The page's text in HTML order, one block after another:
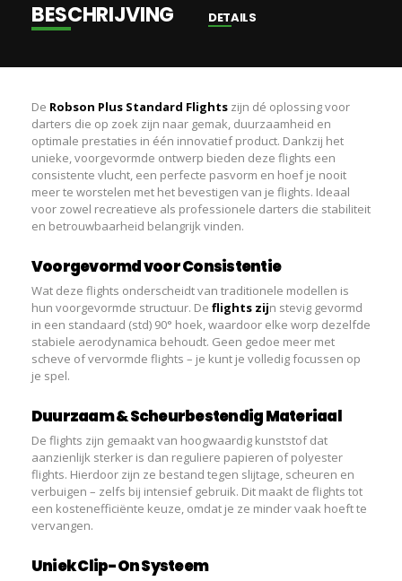
BESCHRIJVING DETAILS
De Robson Plus Standard Flightszijn dé oplossing voor
darters die op zoek zijn naar gemak, duurzaamheid en
optimale prestaties in één innovatief product. Dankzij het
unieke, voorgevormde ontwerp bieden deze flights een
consistente vlucht, een perfecte pasvorm en hoef je nooit
meer te worstelen met het bevestigen van je flights. Ideaal
voor zowel recreatieve als professionele darters die stabiliteit
en betrouwbaarheid belangrijk vinden.
Voorgevormd voor Consistentie
Wat deze flights onderscheidt van traditionele modellen is
hun voorgevormde structuur. De flights zijn stevig gevormd
in een standaard (std) 90° hoek, waardoor elke worp dezelfde
stabiele aerodynamica behoudt. Geen gedoe meer met
scheve of vervormde flights – je kunt je volledig focussen op
je spel.
Duurzaam & Scheurbestendig Materiaal
De flights zijn gemaakt van hoogwaardig kunststof dat
aanzienlijk sterker is dan reguliere papieren of polyester
flights. Hierdoor zijn ze bestand tegen slijtage, scheuren en
verbuigen – zelfs bij intensief gebruik. Dit maakt de flights tot
een kostenefficiënte keuze, omdat je ze minder vaak hoeft te
vervangen.
Uniek Clip-On Systeem